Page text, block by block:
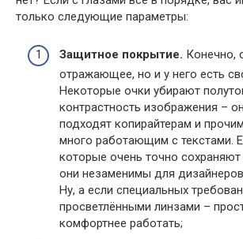
только следующие параметры:
Защитное покрытие. Конечно,
отражающее, но и у него есть
Некоторые очки убирают
контрастность изображения –
подходят копирайтерам и
много работающим с текстами.
которые очень точно
они незаменимы для
Ну, а если специальных
просветлёнными линзами –
комфортнее работать;